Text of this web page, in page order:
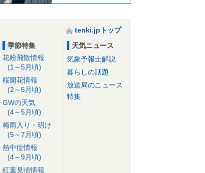
tenki.jpトップ
季節特集
花粉飛散情報
(1～5月頃)
桜開花情報
(2～5月頃)
GWの天気
(4～5月頃)
梅雨入り・明け
(5～7月頃)
熱中症情報
(4～9月頃)
紅葉見頃情報
天気ニュース
気象予報士解説
暮らしの話題
放送局のニュース
特集